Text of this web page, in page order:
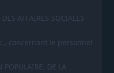
AFFAIRES SOCIALES
concernant le personnel
POPULAIRE, DE LA